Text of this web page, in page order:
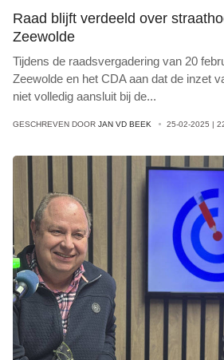
Raad blijft verdeeld over
Zeewolde
Tijdens de raadsvergadering van 20
Zeewolde en het CDA aan dat de inzet
niet volledig aansluit bij de...
GESCHREVEN DOOR JAN VD BEEK 25-02-2025 |